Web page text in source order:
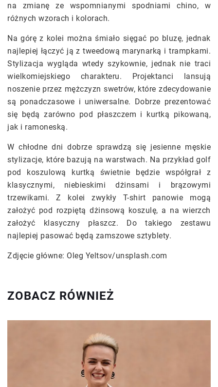
na zmianę ze wspomnianymi spodniami chino, w
różnych wzorach i kolorach.
Na górę z kolei można śmiało sięgać po bluzę, jednak
najlepiej łączyć ją z tweedową marynarką i trampkami.
Stylizacja wygląda wtedy szykownie, jednak nie traci
wielkomiejskiego charakteru. Projektanci lansują
noszenie przez mężczyzn swetrów, które zdecydowanie
są ponadczasowe i uniwersalne. Dobrze prezentować
się będą zarówno pod płaszczem i kurtką pikowaną,
jak i ramoneską.
W chłodne dni dobrze sprawdzą się jesienne męskie
stylizacje, które bazują na warstwach. Na przykład golf
pod koszulową kurtką świetnie będzie współgrał z
klasycznymi, niebieskimi dżinsami i brązowymi
trzewikami. Z kolei zwykły T-shirt panowie mogą
założyć pod rozpiętą dżinsową koszulę, a na wierzch
założyć klasyczny płaszcz. Do takiego zestawu
najlepiej pasować będą zamszowe sztyblety.
Zdjęcie główne: Oleg Yeltsov/unsplash.com
ZOBACZ RÓWNIEŻ